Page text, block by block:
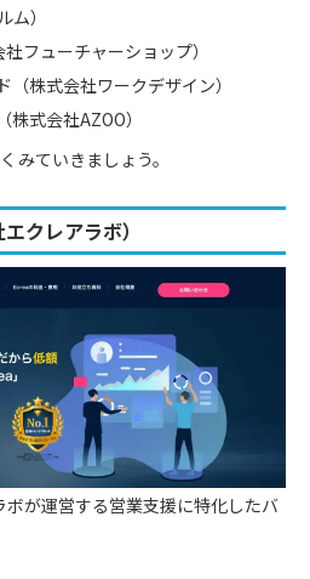
）
フューチャーショップ）
株式会社ワークデザイン）
式会社AZOO）
みていきましょう。
クレアラボ）
が運営する営業支援に特化したバ